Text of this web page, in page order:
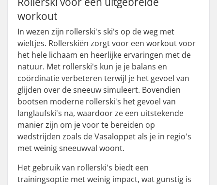
workout
In wezen zijn rollerski's ski's op de weg met
wieltjes. Rollerskiën zorgt voor een workout voor
het hele lichaam en heerlijke ervaringen met de
natuur. Met rollerski's kun je je balans en
coördinatie verbeteren terwijl je het gevoel van
glijden over de sneeuw simuleert. Bovendien
bootsen moderne rollerski's het gevoel van
langlaufski's na, waardoor ze een uitstekende
manier zijn om je voor te bereiden op
wedstrijden zoals de Vasaloppet als je in regio's
met weinig sneeuwval woont.
Het gebruik van rollerski's biedt een
trainingsoptie met weinig impact, wat gunstig is